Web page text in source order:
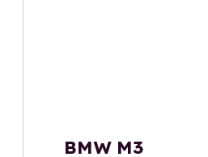
BMW M3